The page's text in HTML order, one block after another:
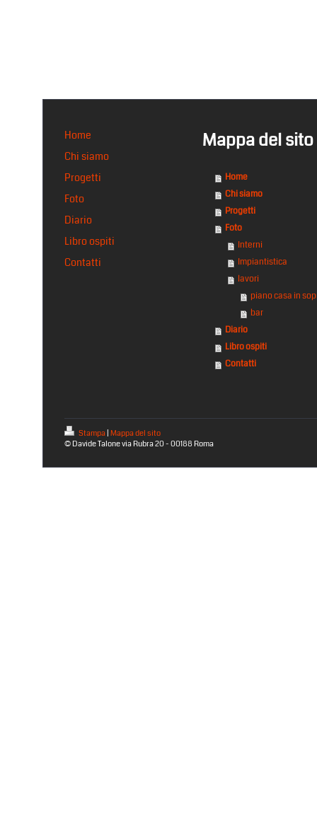
Home
Chi siamo
Progetti
Foto
Diario
Libro ospiti
Contatti
Mappa del sito
Home
Chi siamo
Progetti
Foto
Interni
Impiantistica
lavori
piano casa in
bar
Diario
Libro ospiti
Contatti
Stampa Mappa del sito
© Davide Talone via Rubra 20 - 00188 Roma